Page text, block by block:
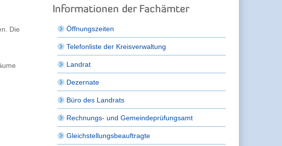
Die
Informationen der Fachämter
Öffnungszeiten
Telefonliste der Kreisverwaltung
Landrat
Dezernate
Büro des Landrats
Rechnungs- und Gemeindeprüfungsamt
Gleichstellungsbeauftragte